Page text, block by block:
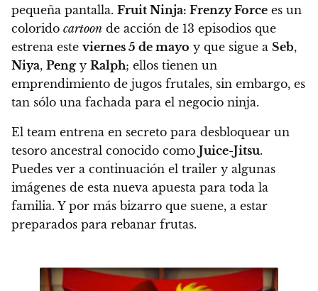
pequeña pantalla. Fruit Ninja: Frenzy Force es un
colorido cartoon de acción de 13 episodios que
estrena este viernes 5 de mayo y que sigue a Seb,
Niya, Peng y Ralph; ellos tienen un
emprendimiento de jugos frutales, sin embargo, es
tan sólo una fachada para el negocio ninja.
El team entrena en secreto para desbloquear un
tesoro ancestral conocido como Juice-Jitsu.
Puedes ver a continuación el trailer y algunas
imágenes de esta nueva apuesta para toda la
familia. Y por más bizarro que suene, a estar
preparados para rebanar frutas.